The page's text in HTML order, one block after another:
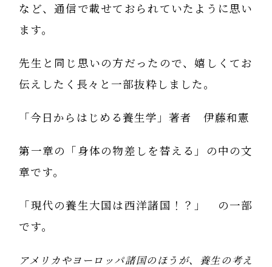
など、通信で載せておられていたように思い
ます。
先生と同じ思いの方だったので、嬉しくてお
伝えしたく長々と一部抜粋しました。
「今日からはじめる養生学」著者 伊藤和憲
第一章の「身体の物差しを替える」の中の文
章です。
「現代の養生大国は西洋諸国！？」 の一部
です。
アメリカやヨーロッパ諸国のほうが、養生の考え